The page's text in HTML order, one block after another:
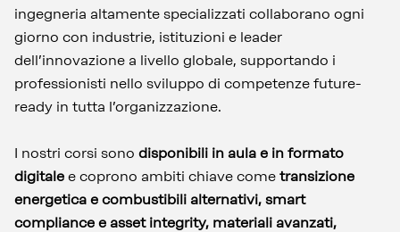
ingegneria altamente specializzati collaborano ogni
giorno con industrie, istituzioni e leader
dell’innovazione a livello globale, supportando i
professionisti nello sviluppo di competenze future-
ready in tutta l’organizzazione.
I nostri corsi sono disponibili in aula e in formato
digitale e coprono ambiti chiave come transizione
energetica e combustibili alternativi, smart
compliance e asset integrity, materiali avanzati,